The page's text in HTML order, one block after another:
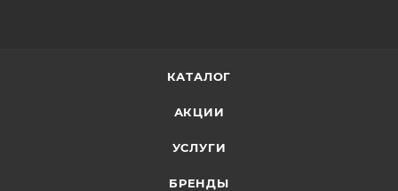
КАТАЛОГ
АКЦИИ
УСЛУГИ
БРЕНДЫ